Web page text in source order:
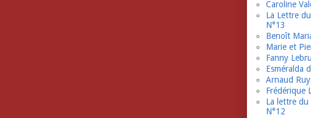
Caroline
La Lettre
N°13
Benoît
Marie et
Fanny
Esméralda
Arnaud
Frédérique
La lettre du
N°12